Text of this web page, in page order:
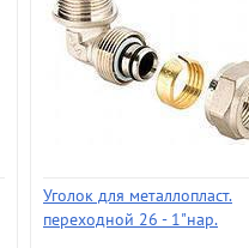
Уголок для металлопласт.
переходной 26 - 1"нар.